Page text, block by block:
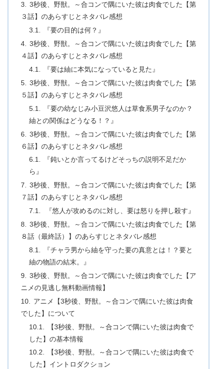
3秒後、野獣。～合コンで隅にいた彼は肉食でした【第
３話】のあらすじとネタバレ感想
『要の目的は何？』
3秒後、野獣。～合コンで隅にいた彼は肉食でした【第
４話】のあらすじとネタバレ感想
『要は紬に本気になっていると見た』
3秒後、野獣。～合コンで隅にいた彼は肉食でした【第
５話】のあらすじとネタバレ感想
『要の幼なじみ小豆沢悠人は草食系男子なのか？
紬との関係はどうなる！？』
3秒後、野獣。～合コンで隅にいた彼は肉食でした【第
６話】のあらすじとネタバレ感想
『鈍いとか言ってるけどそっちの説明不足だか
ら』
3秒後、野獣。～合コンで隅にいた彼は肉食でした【第
７話】のあらすじとネタバレ感想
『悠人が攻めるのに対し、要は怒りを押し殺す』
3秒後、野獣。～合コンで隅にいた彼は肉食でした【第
８話（最終話）】のあらすじとネタバレ感想
『チャラ男から紬を守った要の真意とは！？要と
紬の物語の結末。』
3秒後、野獣。～合コンで隅にいた彼は肉食でした【ア
ニメの見逃し無料動画情報】
アニメ【3秒後、野獣。～合コンで隅にいた彼は肉食
でした】について
【3秒後、野獣。～合コンで隅にいた彼は肉食で
した】の基本情報
【3秒後、野獣。～合コンで隅にいた彼は肉食で
した】イントロダクション